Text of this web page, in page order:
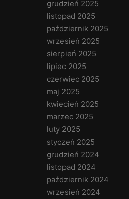
grudzień 2025
listopad 2025
październik 2025
wrzesień 2025
sierpień 2025
lipiec 2025
czerwiec 2025
maj 2025
kwiecień 2025
marzec 2025
luty 2025
styczeń 2025
grudzień 2024
listopad 2024
październik 2024
wrzesień 2024